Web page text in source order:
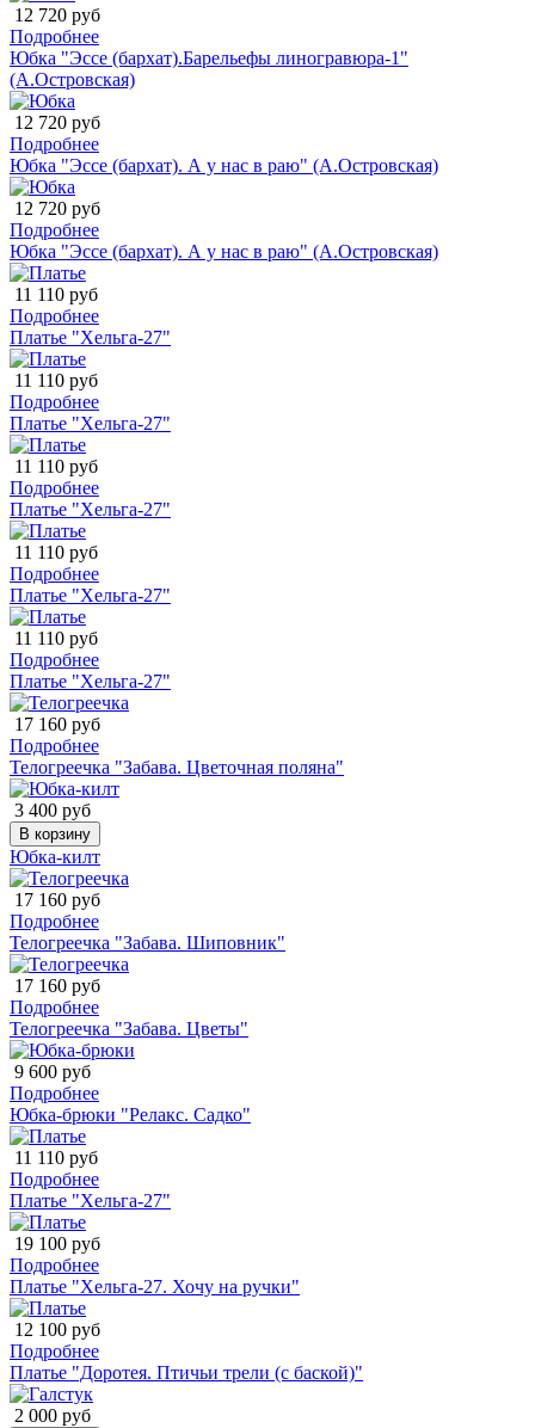
12 720 руб
Подробнее
Юбка "Эссе (бархат).Барельефы линогравюра-1"
(А.Островская)
12 720 руб
Подробнее
Юбка "Эссе (бархат). А у нас в раю" (А.Островская)
12 720 руб
Подробнее
Юбка "Эссе (бархат). А у нас в раю" (А.Островская)
11 110 руб
Подробнее
Платье "Хельга-27"
11 110 руб
Подробнее
Платье "Хельга-27"
11 110 руб
Подробнее
Платье "Хельга-27"
11 110 руб
Подробнее
Платье "Хельга-27"
11 110 руб
Подробнее
Платье "Хельга-27"
17 160 руб
Подробнее
Телогреечка "Забава. Цветочная поляна"
3 400 руб
В корзину
Юбка-килт
17 160 руб
Подробнее
Телогреечка "Забава. Шиповник"
17 160 руб
Подробнее
Телогреечка "Забава. Цветы"
9 600 руб
Подробнее
Юбка-брюки "Релакс. Садко"
11 110 руб
Подробнее
Платье "Хельга-27"
19 100 руб
Подробнее
Платье "Хельга-27. Хочу на ручки"
12 100 руб
Подробнее
Платье "Доротея. Птичьи трели (с баской)"
2 000 руб